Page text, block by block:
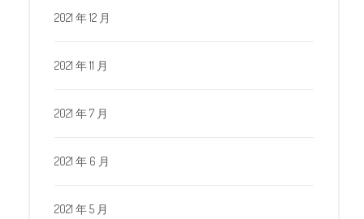
2021 年 12 月
2021 年 11 月
2021 年 7 月
2021 年 6 月
2021 年 5 月